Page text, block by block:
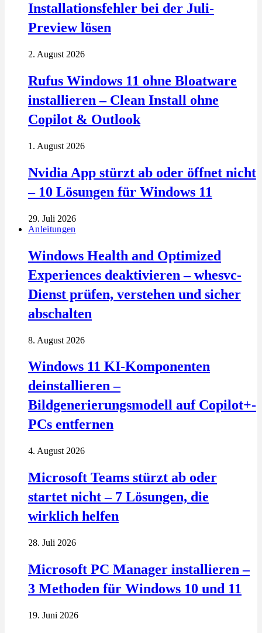
Installationsfehler bei der Juli-
Preview lösen
2. August 2026
Rufus Windows 11 ohne Bloatware
installieren – Clean Install ohne
Copilot & Outlook
1. August 2026
Nvidia App stürzt ab oder öffnet nicht
– 10 Lösungen für Windows 11
29. Juli 2026
Anleitungen
Windows Health and Optimized
Experiences deaktivieren – whesvc-
Dienst prüfen, verstehen und sicher
abschalten
8. August 2026
Windows 11 KI-Komponenten
deinstallieren –
Bildgenerierungsmodell auf Copilot+-
PCs entfernen
4. August 2026
Microsoft Teams stürzt ab oder
startet nicht – 7 Lösungen, die
wirklich helfen
28. Juli 2026
Microsoft PC Manager installieren –
3 Methoden für Windows 10 und 11
19. Juni 2026